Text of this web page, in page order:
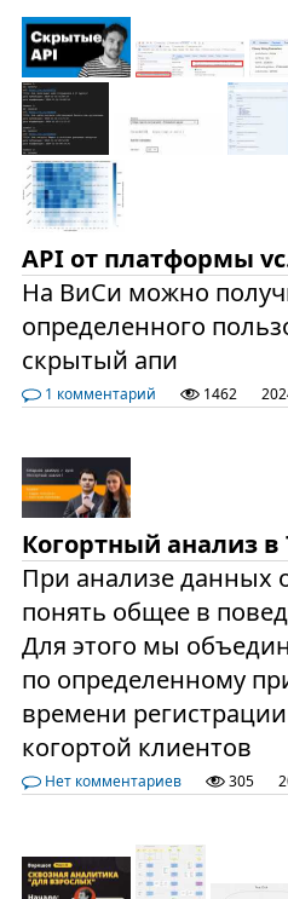
API от платформы
На ВиСи можно
определенного
скрытый апи
1 комментарий 1462
Когортный анализ в
При анализе данных
понять общее в
Для этого мы
по определенному
времени
когортой клиентов
Нет комментариев 305